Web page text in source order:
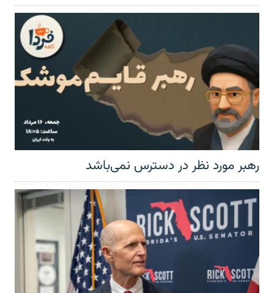
رهبر مورد نظر در دسترس نمی‌باشد